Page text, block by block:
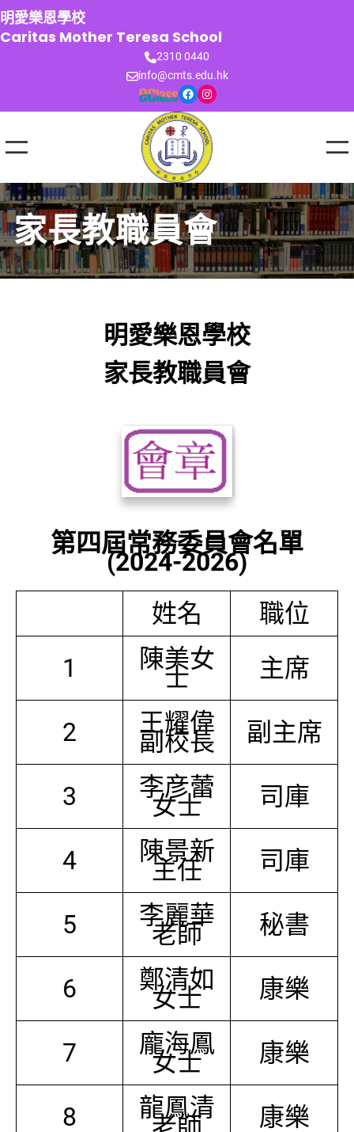
跳
至
主
明愛樂恩學校
Caritas Mother Teresa School
2310 0440
info@cmts.edu.hk
Facebook Instagram
家長教職員會
明愛樂恩學校
家長教職員會
第四屆常務委員會名單
(2024-2026)
姓名
職位
1
陳美女
士 主席
2 王耀偉
副校長 副主席
3 李彦蕾
女士 司庫
4 陳景新
主任 司庫
5 李麗華
老師 秘書
6 鄭清如
女士 康樂
7 龐海鳳
女士 康樂
8 龍鳳清 康樂